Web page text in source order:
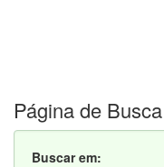
Página de Busca
Buscar em: